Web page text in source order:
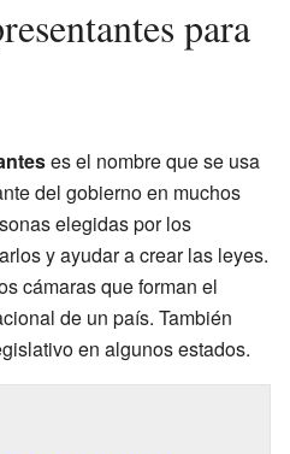
es el nombre que se usa
del gobierno en muchos
elegidas por los
y ayudar a crear las leyes.
cámaras que forman el
de un país. También
en algunos estados.